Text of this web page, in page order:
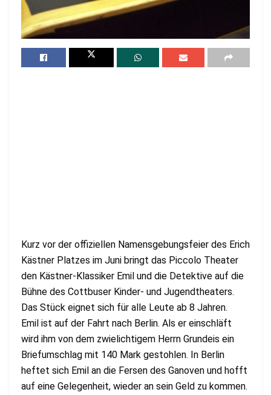
Kurz vor der offiziellen Namensgebungsfeier des Erich
Kästner Platzes im Juni bringt das Piccolo Theater
den Kästner-Klassiker Emil und die Detektive auf die
Bühne des Cottbuser Kinder- und Jugendtheaters.
Das Stück eignet sich für alle Leute ab 8 Jahren.
Emil ist auf der Fahrt nach Berlin. Als er einschläft
wird ihm von dem zwielichtigem Herrn Grundeis ein
Briefumschlag mit 140 Mark gestohlen. In Berlin
heftet sich Emil an die Fersen des Ganoven und hofft
auf eine Gelegenheit, wieder an sein Geld zu kommen.